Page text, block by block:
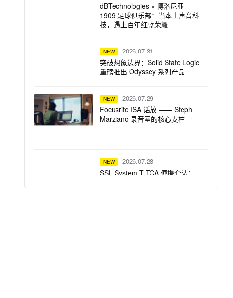
dBTechnologies × 博洛尼亚
1909 足球俱乐部：当本土声音科
技，遇上百年红蓝荣耀
NEW 2026.07.31
突破想象边界：Solid State Logic
重磅推出 Odyssey 系列产品
NEW 2026.07.29
Focusrite ISA 话放 —— Steph
Marziano 录音室的核心支柱
NEW 2026.07.28
SSL System T TCA 便携套装：
场演出的紧凑高保真之选